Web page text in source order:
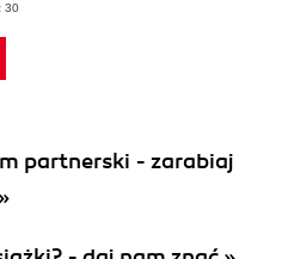
30
partnerski - zarabiaj